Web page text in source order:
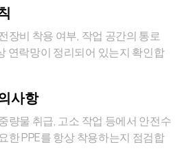
장비 착용 여부, 작업 공간의 통로
연락망이 정리되어 있는지 확인합
사항
량물 취급, 고소 작업 등에서 안전수
한 PPE를 항상 착용하는지 점검합